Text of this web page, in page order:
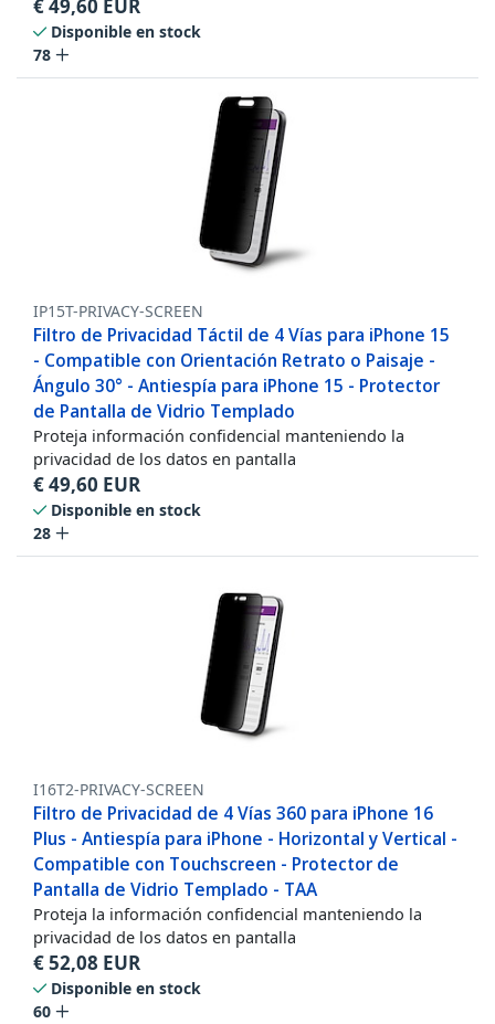
€49,60 EUR
Disponible en stock
78
IP15T-PRIVACY-SCREEN
Filtro de Privacidad Táctil de 4 Vías para iPhone 15
- Compatible con Orientación Retrato o Paisaje -
Ángulo 30° - Antiespía para iPhone 15 - Protector
de Pantalla de Vidrio Templado
Proteja información confidencial manteniendo la
privacidad de los datos en pantalla
€49,60 EUR
Disponible en stock
28
I16T2-PRIVACY-SCREEN
Filtro de Privacidad de 4 Vías 360 para iPhone 16
Plus - Antiespía para iPhone - Horizontal y Vertical -
Compatible con Touchscreen - Protector de
Pantalla de Vidrio Templado - TAA
Proteja la información confidencial manteniendo la
privacidad de los datos en pantalla
€52,08 EUR
Disponible en stock
60